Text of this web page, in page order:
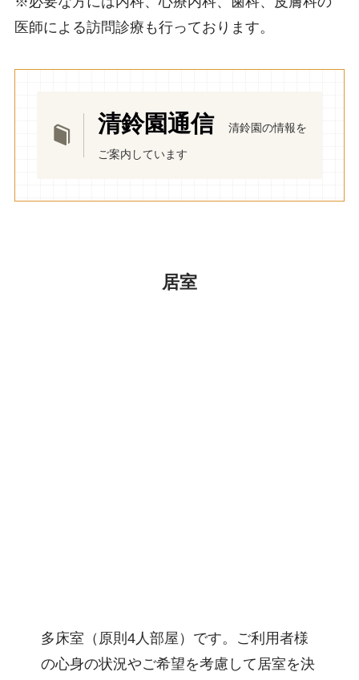
医師による訪問診療も行っております。
清鈴園通信 清鈴園の情報を
ご案内しています
居室
多床室（原則4人部屋）です。ご利用者様
の心身の状況やご希望を考慮して居室を決